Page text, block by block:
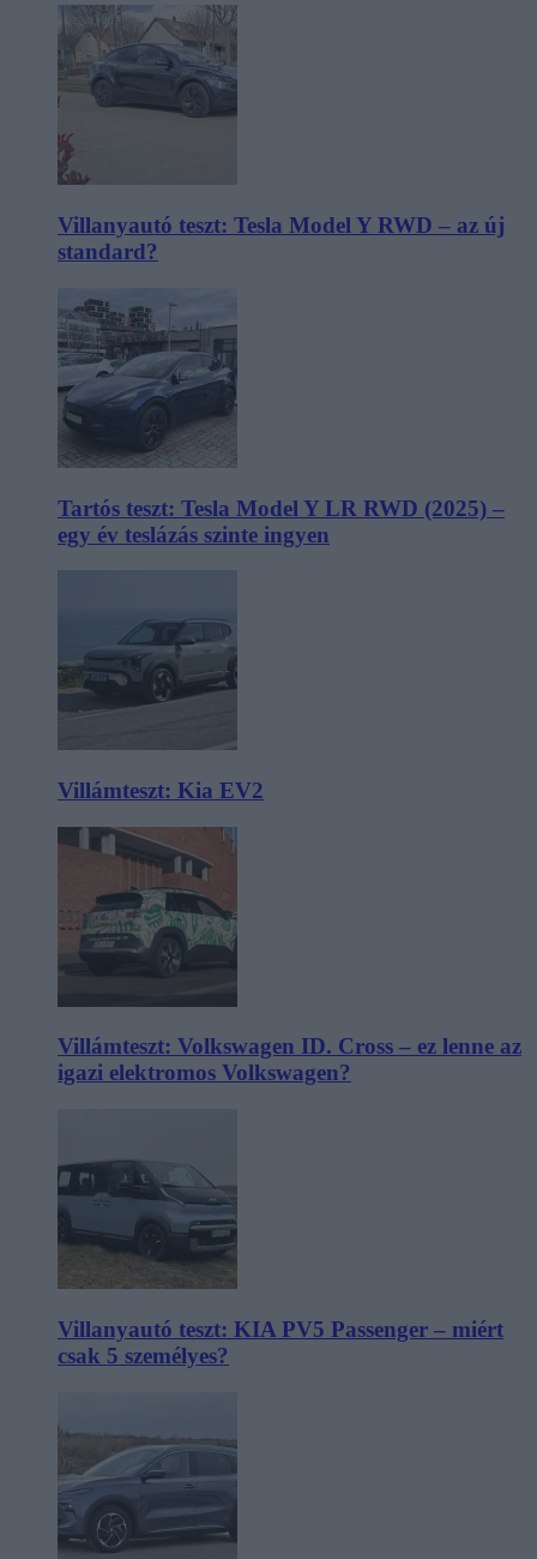
Villanyautó teszt: Tesla Model Y RWD – az új
standard?
Tartós teszt: Tesla Model Y LR RWD (2025) –
egy év teslázás szinte ingyen
Villámteszt: Kia EV2
Villámteszt: Volkswagen ID. Cross – ez lenne az
igazi elektromos Volkswagen?
Villanyautó teszt: KIA PV5 Passenger – miért
csak 5 személyes?